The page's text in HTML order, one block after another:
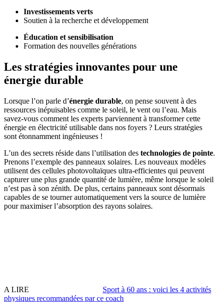
Investissements verts
Soutien à la recherche et développement
Éducation et sensibilisation
Formation des nouvelles générations
Les stratégies innovantes pour une
énergie durable
Lorsque l’on parle d’énergie durable, on pense souvent à des
ressources inépuisables comme le soleil, le vent ou l’eau. Mais
savez-vous comment les experts parviennent à transformer cette
énergie en électricité utilisable dans nos foyers ? Leurs stratégies
sont étonnamment ingénieuses !
L’un des secrets réside dans l’utilisation des technologies de pointe.
Prenons l’exemple des panneaux solaires. Les nouveaux modèles
utilisent des cellules photovoltaïques ultra-efficientes qui peuvent
capturer une plus grande quantité de lumière, même lorsque le soleil
n’est pas à son zénith. De plus, certains panneaux sont désormais
capables de se tourner automatiquement vers la source de lumière
pour maximiser l’absorption des rayons solaires.
A LIRE
Sport à 60 ans : voici les 4 activités
physiques recommandées par ce coach